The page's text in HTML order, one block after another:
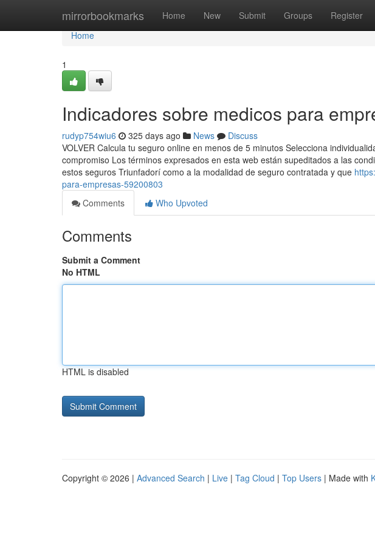
mirrorbookmarks Home New Submit Groups Register
Home
Home
1
Indicadores sobre medicos para
rudyp754wiu6 325 days ago News
Discuss
VOLVER Calcula tu seguro online en menos de 5 minutos Selecciona
compromiso Los términos expresados en esta web están supeditados a las
estos seguros Triunfadorí como a la modalidad de seguro contratada y que
para-empresas-59200803
Comments
Who Upvoted
Comments
Submit a Comment
No HTML
HTML is disabled
Copyright © 2026 | Advanced Search | Live | Tag Cloud | Top Users | Made with